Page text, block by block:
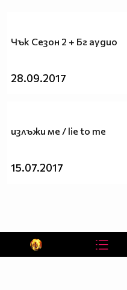
Чък Сезон 2 + Бг аудио
28.09.2017
излъжи ме / lie to me
15.07.2017